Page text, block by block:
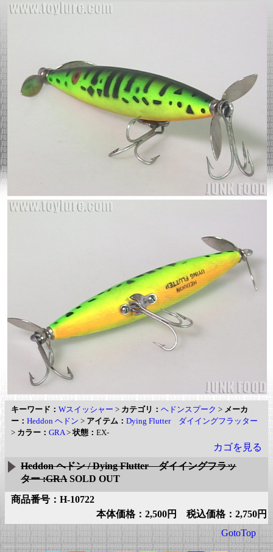
キーワード： Wスイッシャー > カテゴリ： ヘドンスプーク > メーカ
ー： Heddon ヘドン > アイテム： Dying Flutter ダイイングフラッター
> カラー： GRA>状態： EX-
カゴを見る
Heddon ヘドン / Dying Flutter ダイイングフラッ
ター :GRA SOLD OUT
商品番号：H-10722
本体価格：2,500円 税込価格：2,750円
GotoTop